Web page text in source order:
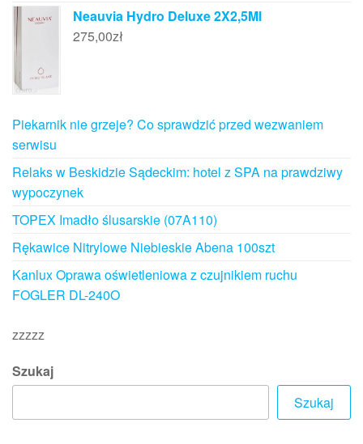
Neauvia Hydro Deluxe 2X2,5Ml
275,00zł
Piekarnik nie grzeje? Co sprawdzić przed wezwaniem
serwisu
Relaks w Beskidzie Sądeckim: hotel z SPA na prawdziwy
wypoczynek
TOPEX Imadło ślusarskie (07A110)
Rękawice Nitrylowe Niebieskie Abena 100szt
Kanlux Oprawa oświetleniowa z czujnikiem ruchu
FOGLER DL-240O
zzzzz
Szukaj
Szukaj